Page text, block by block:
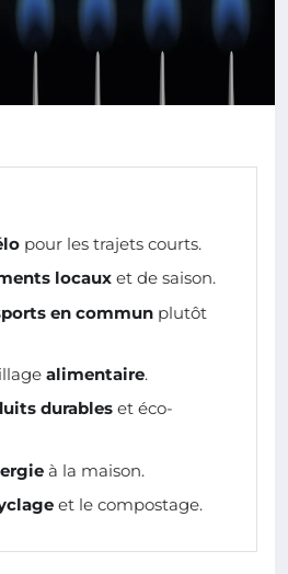
pour les trajets courts.
locaux et de saison.
en commun plutôt
alimentaire.
durables et éco-
à la maison.
et le compostage.